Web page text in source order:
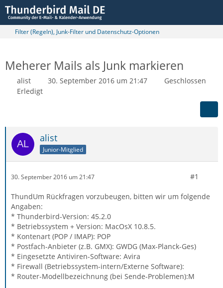
Filter (Regeln), Junk-Filter und Datenschutz-Optionen
Meherer Mails als Junk markieren
alist 30. September 2016 um 21:47
Geschlossen
Erledigt
alist
Junior-Mitglied
30. September 2016 um 21:47 #1
ThundUm Rückfragen vorzubeugen, bitten wir um folgende
Angaben:
* Thunderbird-Version: 45.2.0
* Betriebssystem + Version: MacOsX 10.8.5.
* Kontenart (POP / IMAP): POP
* Postfach-Anbieter (z.B. GMX): GWDG (Max-Planck-Ges)
* Eingesetzte Antiviren-Software: Avira
* Firewall (Betriebssystem-intern/Externe Software):
* Router-Modellbezeichnung (bei Sende-Problemen):M